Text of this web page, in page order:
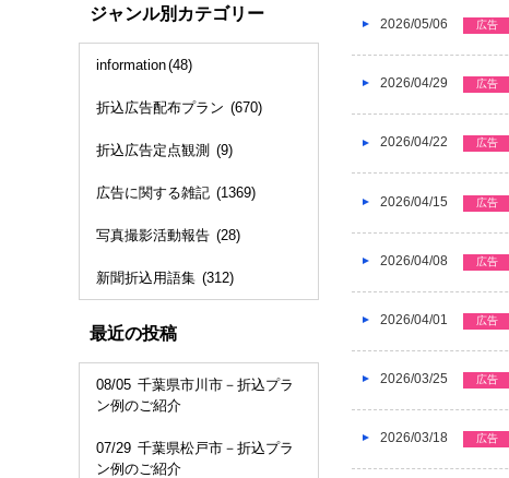
2026/05/06 広告
2026/04/29 広告
2026/04/22 広告
2026/04/15 広告
2026/04/08 広告
2026/04/01 広告
2026/03/25 広告
2026/03/18 広告
ジャンル別カテゴリー
information(48)
折込広告配布プラン (670)
折込広告定点観測 (9)
広告に関する雑記 (1369)
写真撮影活動報告 (28)
新聞折込用語集 (312)
最近の投稿
08/05 千葉県市川市－折込プラ
ン例のご紹介
07/29 千葉県松戸市－折込プラ
ン例のご紹介